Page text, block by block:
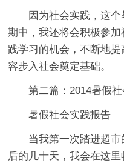
因为社会实践，这
期中，我还将会积极参
践学习的机会，不断地
容步入社会奠定基础。
第二篇：2014暑假
暑假社会实践报告
当我第一次踏进超
后的几十天，我会在这里